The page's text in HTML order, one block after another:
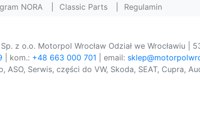
NORA Classic Parts Regulamin
z o.o. Motorpol Wrocław Odział we Wrocławiu |
| kom.: +48 663 000 701 | email:
ASO, Serwis, części do VW, Skoda, SEAT, Cupra,